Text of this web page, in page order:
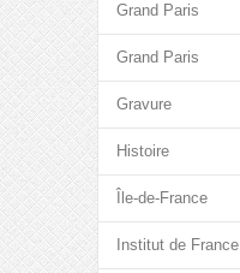
Grand Paris
Grand Paris
Gravure
Histoire
Île-de-France
Institut de France